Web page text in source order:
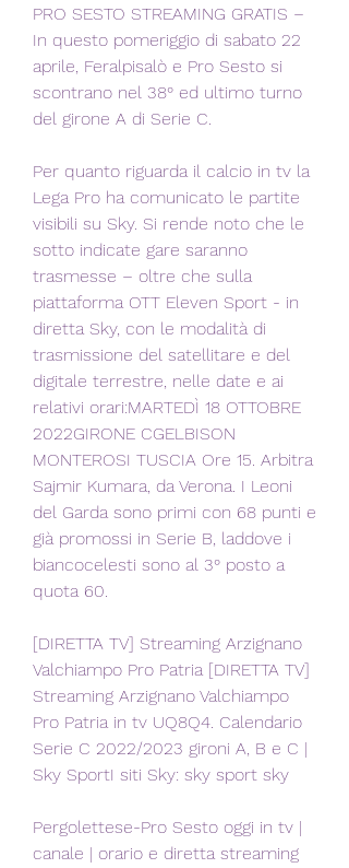
PRO SESTO STREAMING GRATIS –
In questo pomeriggio di sabato 22
aprile, Feralpisalò e Pro Sesto si
scontrano nel 38° ed ultimo turno
del girone A di Serie C.
Per quanto riguarda il calcio in tv la
Lega Pro ha comunicato le partite
visibili su Sky. Si rende noto che le
sotto indicate gare saranno
trasmesse – oltre che sulla
piattaforma OTT Eleven Sport - in
diretta Sky, con le modalità di
trasmissione del satellitare e del
digitale terrestre, nelle date e ai
relativi orari:MARTEDÌ 18 OTTOBRE
2022GIRONE CGELBISON
MONTEROSI TUSCIA Ore 15. Arbitra
Sajmir Kumara, da Verona. I Leoni
del Garda sono primi con 68 punti e
già promossi in Serie B, laddove i
biancocelesti sono al 3° posto a
quota 60.
[DIRETTA TV] Streaming Arzignano
Valchiampo Pro Patria [DIRETTA TV]
Streaming Arzignano Valchiampo
Pro Patria in tv UQ8Q4. Calendario
Serie C 2022/2023 gironi A, B e C |
Sky SportI siti Sky: sky sport sky
Pergolettese-Pro Sesto oggi in tv |
canale | orario e diretta streaming